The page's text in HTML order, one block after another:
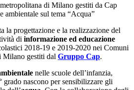
di Milano gestiti da Cap
ambientale sul tema “Acqua”
la progettazione e la realizzazione del
di informazione ed educazione
2018-19 e 2019-2020 nei Comuni
Milano gestiti dal Gruppo Cap.
nelle scuole dell’infanzia,
grado nascono per sensibilizzare gli